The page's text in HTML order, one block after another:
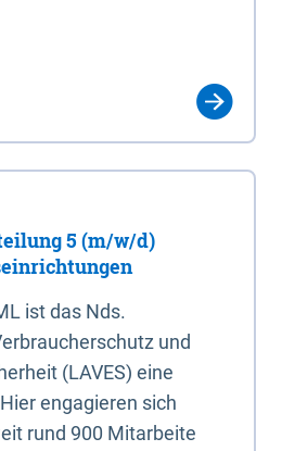
5 (m/w/d)
ist das Nds.
und
(LAVES) eine
engagieren sich
rund 900 Mitarbeite